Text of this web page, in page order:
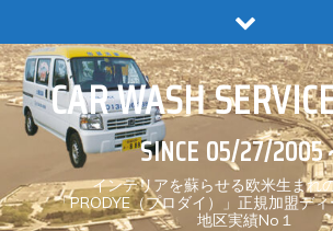
to
contentCAR WASH
インテリアを蘇らせる欧米生まれ
「PRODYE（プロダイ）」正規加盟デ
地区実績No１